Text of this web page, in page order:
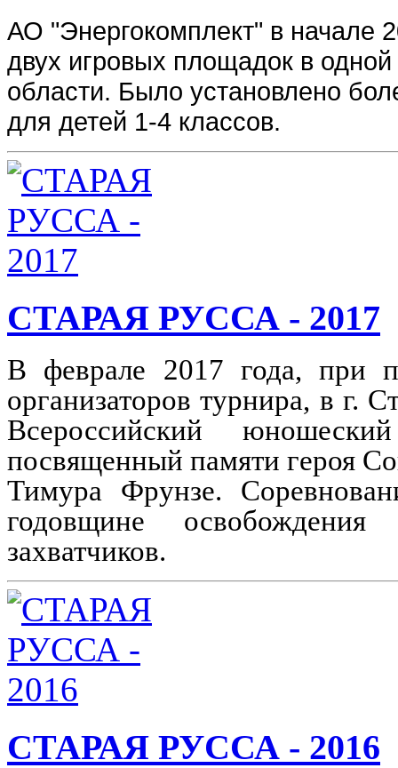
АО "Энергокомплект" в начале
двух игровых площадок в
области. Было установлено
для детей 1-4 классов.
СТАРАЯ РУССА - 2017
В феврале 2017 года, при
организаторов турнира, в г.
Всероссийский
посвященный памяти героя
Тимура Фрунзе.
годовщине
захватчиков.
СТАРАЯ РУССА - 2016